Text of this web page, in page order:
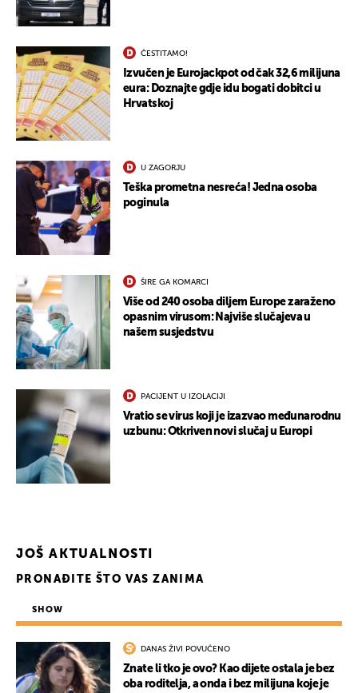
ČESTITAMO!
Izvučen je Eurojackpot od čak 32,6 milijuna
eura: Doznajte gdje idu bogati dobitci u
Hrvatskoj
U ZAGORJU
Teška prometna nesreća! Jedna osoba
poginula
ŠIRE GA KOMARCI
Više od 240 osoba diljem Europe zaraženo
opasnim virusom: Najviše slučajeva u
našem susjedstvu
PACIJENT U IZOLACIJI
Vratio se virus koji je izazvao međunarodnu
uzbunu: Otkriven novi slučaj u Europi
JOŠ AKTUALNOSTI
PRONAĐITE ŠTO VAS ZANIMA
SHOW
DANAS ŽIVI POVUČENO
Znate li tko je ovo? Kao dijete ostala je bez
oba roditelja, a onda i bez milijuna koje je
UKLJUČITE NOTIFIKACIJE